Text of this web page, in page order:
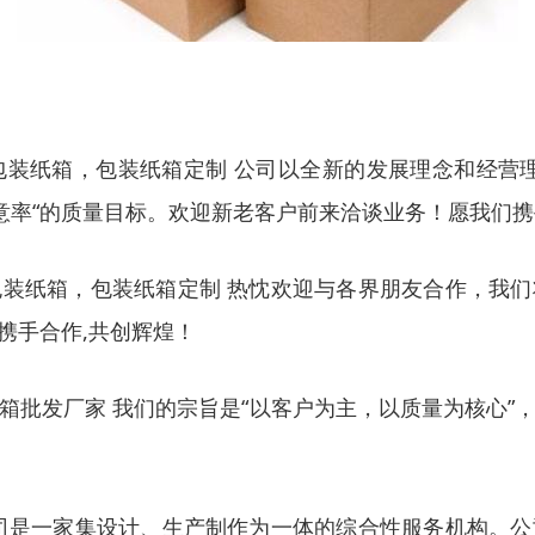
纸箱，包装纸箱定制 公司以全新的发展理念和经营
“的质量目标。欢迎新老客户前来洽谈业务！愿我们
纸箱，包装纸箱定制 热忱欢迎与各界朋友合作，我
手合作,共创辉煌！
发厂家 我们的宗旨是“以客户为主，以质量为核心
一家集设计、生产制作为一体的综合性服务机构。